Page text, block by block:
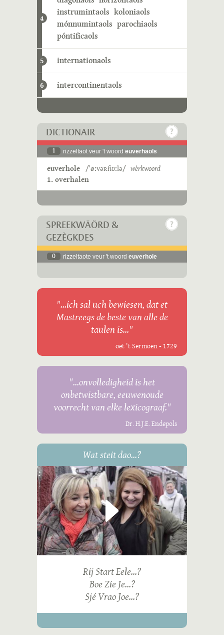
4
instrumintaols koloniaols
mónnumintaols parochiaols
póntificaols
5 internationaols
6 intercontinentaols
DICTIONAIR
1 rizzeltaot veur 't woord euverhaols
euverhole /ˈøːvəʀɦʊːlə/ wèrkwoord
1. overhalen
SPREEKWÄÖRD &
GEZÈGKDES
0 rizzeltaote veur 't woord euverhole
"...ich sal uch bewiesen, dat et
Mastreegs de beste van alle de
taulen is..."
oet 't Sermoen - 1729
"...onvolledigheid is het
onbetwistbare, eeuwenoude
voorrecht van elke lexicograaf."
Dr. H.J.E. Endepols
Wat steit dao...?
Rij Start Eele...?
Boe Zie Je...?
Sjé Vrao Joe...?